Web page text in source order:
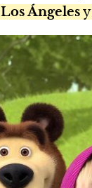
Los Ángelesy